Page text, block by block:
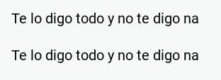
Te lo digo todo y no te digo na
Te lo digo todo y no te digo na